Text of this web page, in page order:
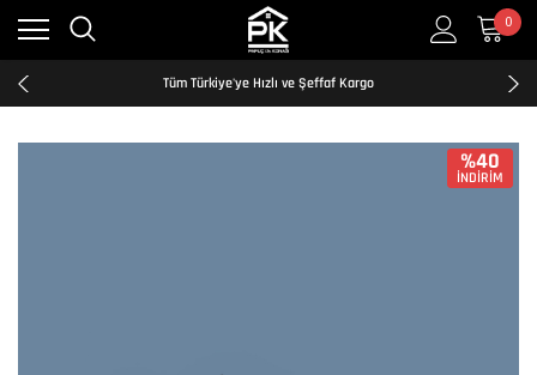
0
Kredi Kartına Taksit İmkanı
2500₺ ve Üzeri Ücretsiz Kargo
Tüm Türkiye'ye Hızlı ve Şeffaf Kargo
Kredi Kartına Taksit İmkanı
%40
İNDİRİM